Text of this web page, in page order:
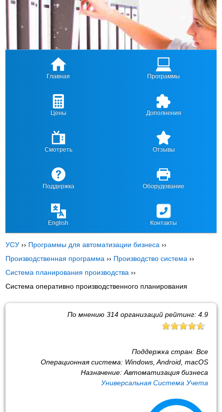
Главная Программы
Цены Дополнения
Смотреть Отзывы
Поддержка Оборудование
English Контакты
УСУ ›› Программы для автоматизации бизнеса ››
Производственная программа ›› Производство система ››
Система планирования производства ››
Система оперативно производственного планирования
По мнению 314организаций рейтинг: 4.9
Поддержка стран: Все
Операционная система: Windows, Android, macOS
Назначение: Автоматизация бизнеса
Универсальная Система Учета